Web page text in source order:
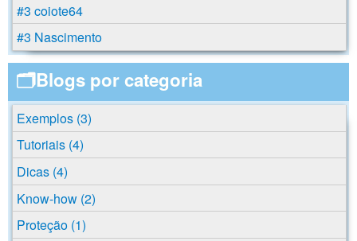
#3 coiote64
#3 Nascimento
🗂️Blogs por categoria
Exemplos (3)
Tutoriais (4)
Dicas (4)
Know-how (2)
Proteção (1)